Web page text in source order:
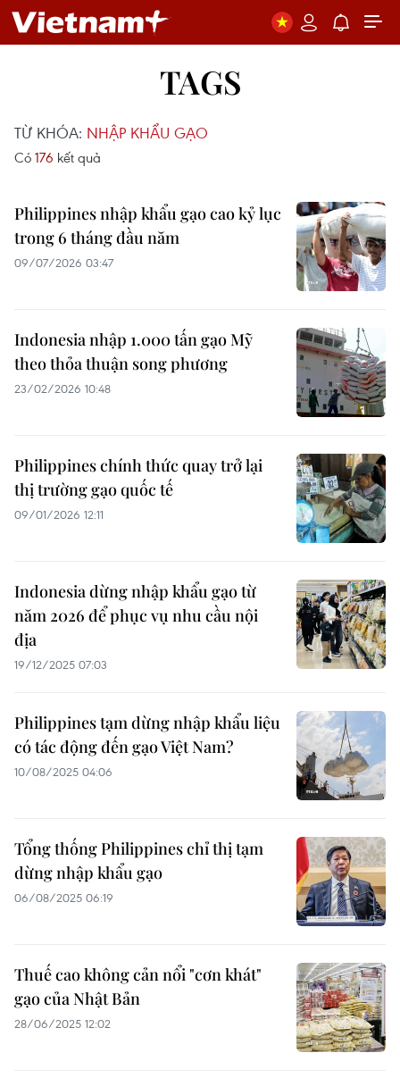
TAGS
TỪ KHÓA: NHẬP KHẨU GẠO
Có 176 kết quả
Philippines nhập khẩu gạo cao kỷ lục
trong 6 tháng đầu năm
09/07/2026 03:47
Indonesia nhập 1.000 tấn gạo Mỹ
theo thỏa thuận song phương
23/02/2026 10:48
Philippines chính thức quay trở lại
thị trường gạo quốc tế
09/01/2026 12:11
Indonesia dừng nhập khẩu gạo từ
năm 2026 để phục vụ nhu cầu nội
địa
19/12/2025 07:03
Philippines tạm dừng nhập khẩu liệu
có tác động đến gạo Việt Nam?
10/08/2025 04:06
Tổng thống Philippines chỉ thị tạm
dừng nhập khẩu gạo
06/08/2025 06:19
Thuế cao không cản nổi "cơn khát"
gạo của Nhật Bản
28/06/2025 12:02